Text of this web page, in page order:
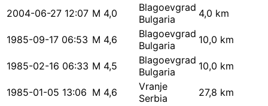
2004-06-27 12:07 M 4,0
Blagoevgrad
Bulgaria
4,0 km
1985-09-17 06:53 M 4,6
Blagoevgrad
Bulgaria
10,0 km
1985-02-16 06:33 M 4,5
Blagoevgrad
Bulgaria
10,0 km
1985-01-05 13:06 M 4,6
Vranje
Serbia
27,8 km